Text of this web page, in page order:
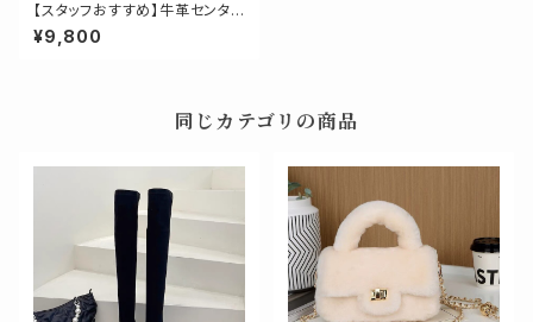
【スタッフおすすめ】牛革センタ
ーバッグルバッグ
¥9,800
同じカテゴリの商品